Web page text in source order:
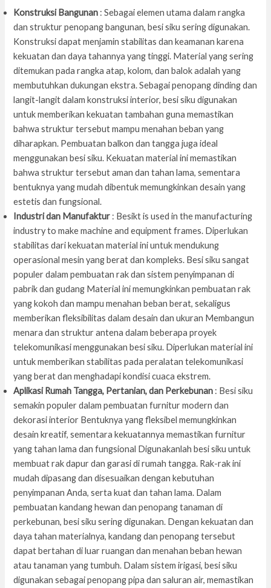
Konstruksi Bangunan : Sebagai elemen utama dalam rangka
dan struktur penopang bangunan, besi siku sering digunakan.
Konstruksi dapat menjamin stabilitas dan keamanan karena
kekuatan dan daya tahannya yang tinggi. Material yang sering
ditemukan pada rangka atap, kolom, dan balok adalah yang
membutuhkan dukungan ekstra. Sebagai penopang dinding dan
langit-langit dalam konstruksi interior, besi siku digunakan
untuk memberikan kekuatan tambahan guna memastikan
bahwa struktur tersebut mampu menahan beban yang
diharapkan. Pembuatan balkon dan tangga juga ideal
menggunakan besi siku. Kekuatan material ini memastikan
bahwa struktur tersebut aman dan tahan lama, sementara
bentuknya yang mudah dibentuk memungkinkan desain yang
estetis dan fungsional.
Industri dan Manufaktur : Besikt is used in the manufacturing
industry to make machine and equipment frames. Diperlukan
stabilitas dari kekuatan material ini untuk mendukung
operasional mesin yang berat dan kompleks. Besi siku sangat
populer dalam pembuatan rak dan sistem penyimpanan di
pabrik dan gudang Material ini memungkinkan pembuatan rak
yang kokoh dan mampu menahan beban berat, sekaligus
memberikan fleksibilitas dalam desain dan ukuran Membangun
menara dan struktur antena dalam beberapa proyek
telekomunikasi menggunakan besi siku. Diperlukan material ini
untuk memberikan stabilitas pada peralatan telekomunikasi
yang berat dan menghadapi kondisi cuaca ekstrem.
Aplikasi Rumah Tangga, Pertanian, dan Perkebunan : Besi siku
semakin populer dalam pembuatan furnitur modern dan
dekorasi interior Bentuknya yang fleksibel memungkinkan
desain kreatif, sementara kekuatannya memastikan furnitur
yang tahan lama dan fungsional Digunakanlah besi siku untuk
membuat rak dapur dan garasi di rumah tangga. Rak-rak ini
mudah dipasang dan disesuaikan dengan kebutuhan
penyimpanan Anda, serta kuat dan tahan lama. Dalam
pembuatan kandang hewan dan penopang tanaman di
perkebunan, besi siku sering digunakan. Dengan kekuatan dan
daya tahan materialnya, kandang dan penopang tersebut
dapat bertahan di luar ruangan dan menahan beban hewan
atau tanaman yang tumbuh. Dalam sistem irigasi, besi siku
digunakan sebagai penopang pipa dan saluran air, memastikan